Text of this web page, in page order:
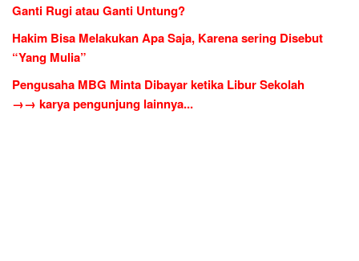
Ganti Rugi atau Ganti Untung?
Hakim Bisa Melakukan Apa Saja, Karena sering Disebut
“Yang Mulia”
Pengusaha MBG Minta Dibayar ketika Libur Sekolah
→→ karya pengunjung lainnya...